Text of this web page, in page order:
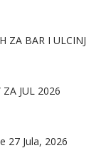
ZA BAR I ULCINJ
ZA JUL 2026
27 Jula, 2026